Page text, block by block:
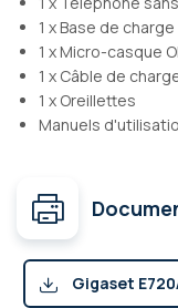
1 x Base de charge
1 x Micro-casque
1 x Câble de
1 x Oreillettes
Manuels
Gigaset